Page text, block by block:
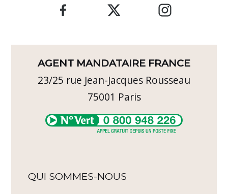
AGENT MANDATAIRE FRANCE
23/25 rue Jean-Jacques Rousseau
75001 Paris
QUI SOMMES-NOUS